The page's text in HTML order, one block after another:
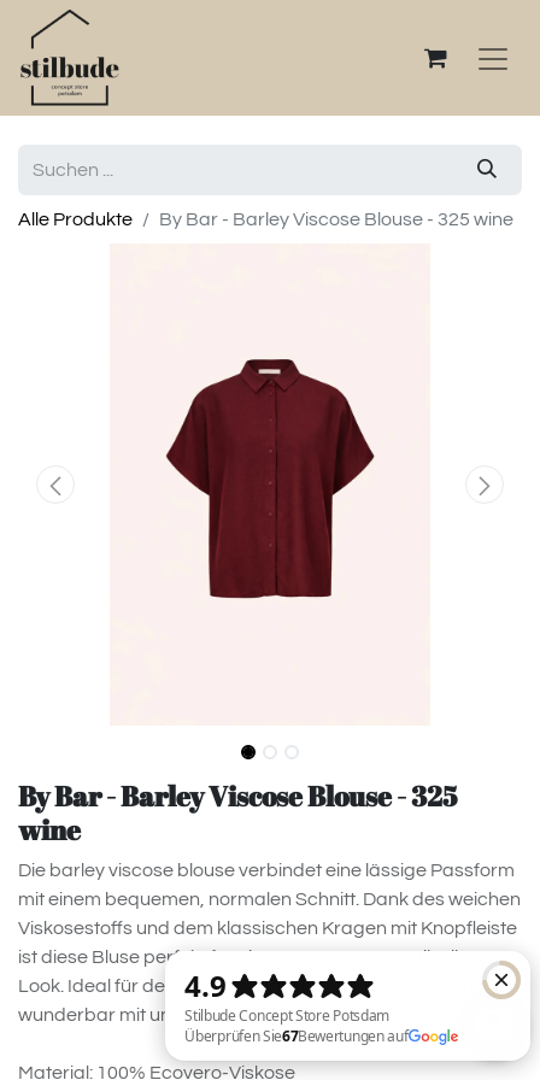
Alle Produkte By Bar - Barley Viscose Blouse - 325 wine
By Bar - Barley Viscose Blouse - 325
wine
Die barley viscose blouse verbindet eine lässige Passform
mit einem bequemen, normalen Schnitt. Dank des weichen
Viskosestoffs und dem klassischen Kragen mit Knopfleiste
ist diese Bluse perfekt für einen entspannten, stilvollen
Look. Ideal für den täglichen Gebrauch und lässt sich
wunderbar mit unserer benji viscose pants kombinieren.
Material: 100% Ecovero-Viskose